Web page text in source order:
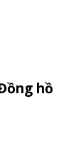
hồ